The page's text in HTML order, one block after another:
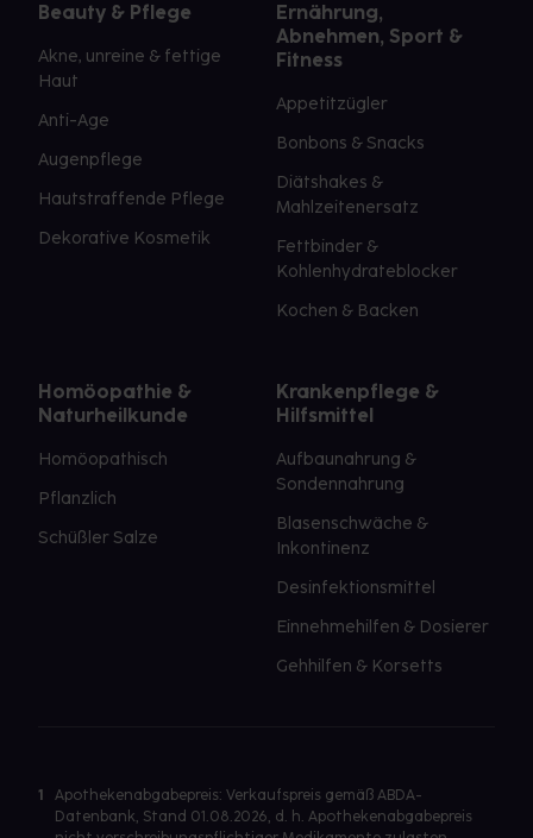
Beauty & Pflege
Akne, unreine & fettige
Haut
Anti-Age
Augenpflege
Hautstraffende Pflege
Dekorative Kosmetik
Ernährung,
Abnehmen, Sport &
Fitness
Appetitzügler
Bonbons & Snacks
Diätshakes &
Mahlzeitenersatz
Fettbinder &
Kohlenhydrateblocker
Kochen & Backen
Homöopathie &
Naturheilkunde
Homöopathisch
Pflanzlich
Schüßler Salze
Krankenpflege &
Hilfsmittel
Aufbaunahrung &
Sondennahrung
Blasenschwäche &
Inkontinenz
Desinfektionsmittel
Einnehmehilfen & Dosierer
Gehhilfen & Korsetts
1
Apothekenabgabepreis: Verkaufspreis gemäß ABDA-
Datenbank, Stand 01.08.2026, d. h. Apothekenabgabepreis